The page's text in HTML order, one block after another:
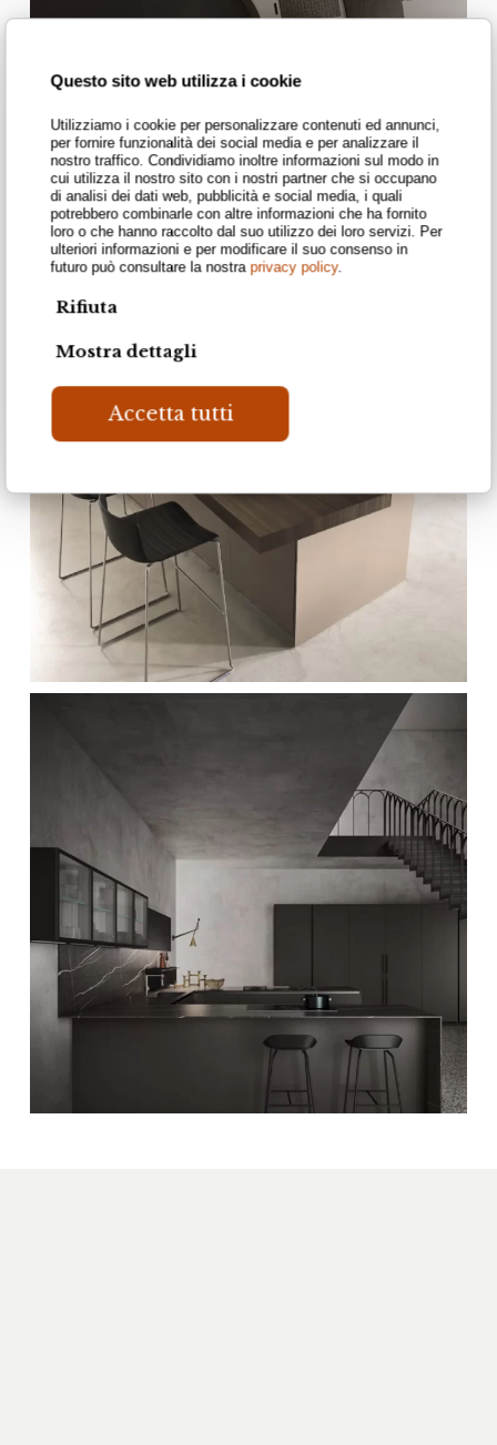
Questo sito web utilizza i cookie
Utilizziamo i cookie per personalizzare contenuti ed annunci,
per fornire funzionalità dei social media e per analizzare il
nostro traffico. Condividiamo inoltre informazioni sul modo in
cui utilizza il nostro sito con i nostri partner che si occupano
di analisi dei dati web, pubblicità e social media, i quali
potrebbero combinarle con altre informazioni che ha fornito
loro o che hanno raccolto dal suo utilizzo dei loro servizi. Per
ulteriori informazioni e per modificare il suo consenso in
futuro può consultare la nostra privacy policy.
Rifiuta
Mostra dettagli
Accetta tutti